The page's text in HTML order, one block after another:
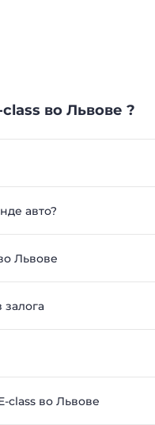
во Львове ?
авто?
Львове
залога
class во Львове